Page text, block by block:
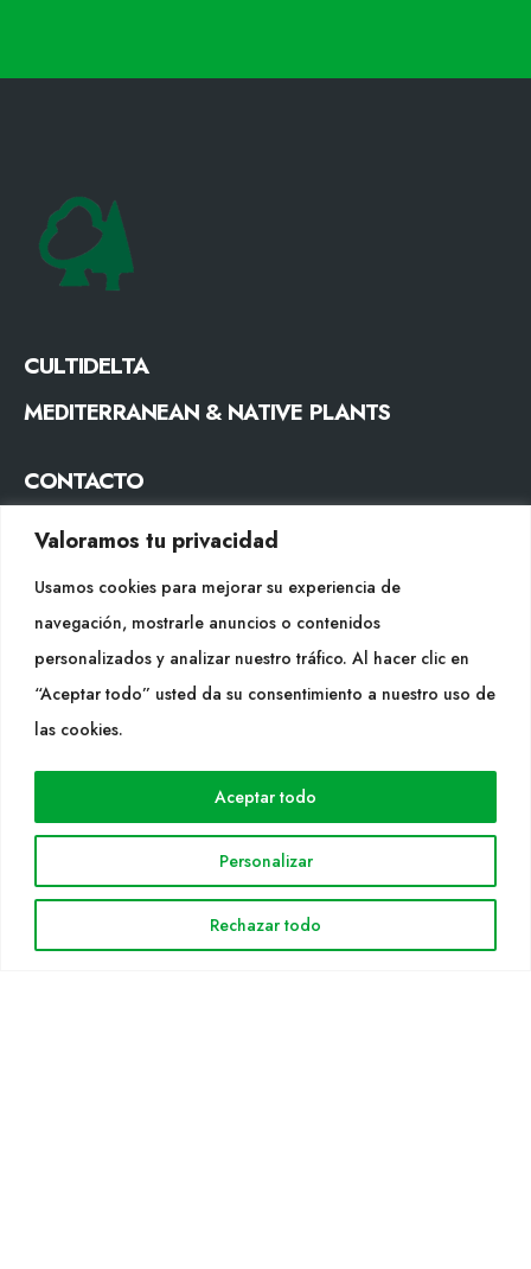
Valoramos tu privacidad
Usamos cookies para mejorar su experiencia de
navegación, mostrarle anuncios o contenidos
personalizados y analizar nuestro tráfico. Al hacer clic en
“Aceptar todo” usted da su consentimiento a nuestro uso de
las cookies.
Personalizar
Rechazar todo
Aceptar todo
CULTIDELTA
MEDITERRANEAN & NATIVE PLANTS
CONTACTO
SÍGUENOS
WEB
Cultidelta
Especies
Noticias